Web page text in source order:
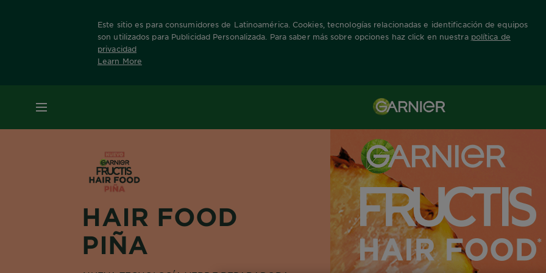
Este sitio es para consumidores de Latinoamérica. Cookies, tecnologías relacionadas e identificación de equipos
son utilizados para Publicidad Personalizada. Para saber más sobre opciones haz click en nuestra política de
privacidad
Learn More
MENÚ
Home Fructis
HAIR FOOD
PIÑA